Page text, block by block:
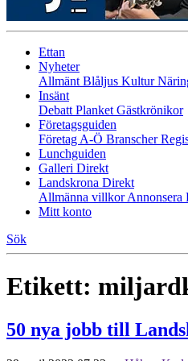
Ettan
Nyheter
Allmänt Blåljus Kultur
Insänt
Debatt Planket Gästkrönikor
Företagsguiden
Företag A-Ö Branscher
Lunchguiden
Galleri Direkt
Landskrona Direkt
Allmänna villkorAnnonsera
Mitt konto
Sök
Etikett:
50 nya jobb till